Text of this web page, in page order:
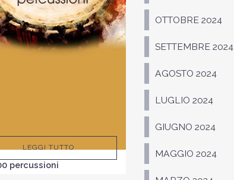
percussioni
LEGGI TUTTO
OTTOBRE 2024
SETTEMBRE 2024
AGOSTO 2024
LUGLIO 2024
GIUGNO 2024
MAGGIO 2024